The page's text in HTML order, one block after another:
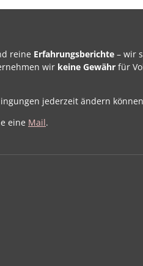
reine Erfahrungsberichte – wir
wir keine Gewähr für
jederzeit ändern
eine Mail.